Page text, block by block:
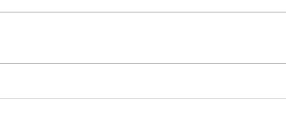
Huawei y Agrícola Santa Sara apuestan